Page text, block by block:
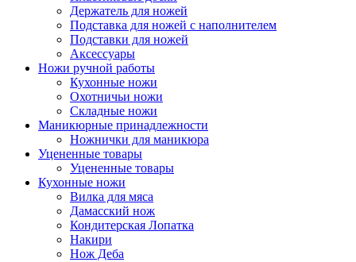
Держатель для ножей
Подставка для ножей с наполнителем
Подставки для ножей
Аксессуары
Ножи ручной работы
Кухонные ножи
Охотничьи ножи
Складные ножи
Маникюрные принадлежности
Ножнички для маникюра
Уцененные товары
Уцененные товары
Кухонные ножи
Вилка для мяса
Дамасский нож
Кондитерская Лопатка
Накири
Нож Деба